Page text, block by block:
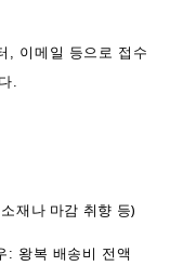
, 이메일 등으로 접수
.
재나 마감 취향 등)
: 왕복 배송비 전액